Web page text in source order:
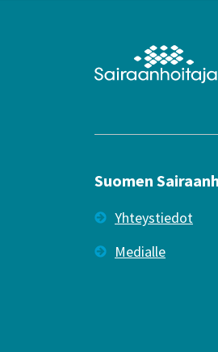
Suomen
Yhteystiedot
Medialle